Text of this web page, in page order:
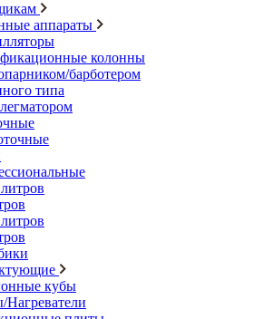
аппараты
колонны
барботером
типа
кубы